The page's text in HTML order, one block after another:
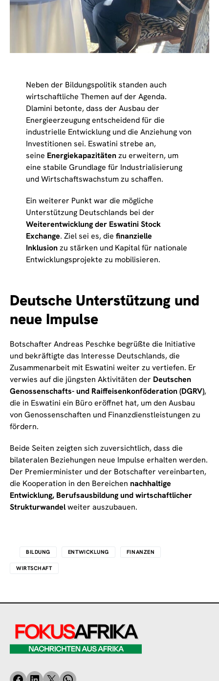
Neben der Bildungspolitik standen auch
wirtschaftliche Themen auf der Agenda.
Dlamini betonte, dass der Ausbau der
Energieerzeugung entscheidend für die
industrielle Entwicklung und die Anziehung von
Investitionen sei. Eswatini strebe an,
seine Energiekapazitätenzu erweitern, um
eine stabile Grundlage für Industrialisierung
und Wirtschaftswachstum zu schaffen.
Ein weiterer Punkt war die mögliche
Unterstützung Deutschlands bei der
Weiterentwicklung der Eswatini Stock
Exchange. Ziel sei es, die finanzielle
Inklusionzu stärken und Kapital für nationale
Entwicklungsprojekte zu mobilisieren.
Deutsche Unterstützung und
neue Impulse
Botschafter Andreas Peschke begrüßte die Initiative
und bekräftigte das Interesse Deutschlands, die
Zusammenarbeit mit Eswatini weiter zu vertiefen. Er
verwies auf die jüngsten Aktivitäten der Deutschen
Genossenschafts- und Raiffeisenkonföderation (DGRV),
die in Eswatini ein Büro eröffnet hat, um den Ausbau
von Genossenschaften und Finanzdienstleistungen zu
fördern.
Beide Seiten zeigten sich zuversichtlich, dass die
bilateralen Beziehungen neue Impulse erhalten werden.
Der Premierminister und der Botschafter vereinbarten,
die Kooperation in den Bereichen nachhaltige
Entwicklung, Berufsausbildung und wirtschaftlicher
Strukturwandelweiter auszubauen.
BILDUNG ENTWICKLUNG FINANZEN
WIRTSCHAFT